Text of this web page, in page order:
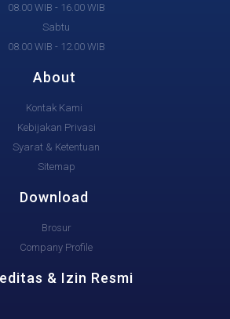
08.00 WIB - 16.00 WIB
Sabtu
08.00 WIB - 12.00 WIB
About
Kontak Kami
Kebijakan Privasi
Syarat & Ketentuan
Sitemap
Download
Brosur
Company Profile
& Izin Resmi